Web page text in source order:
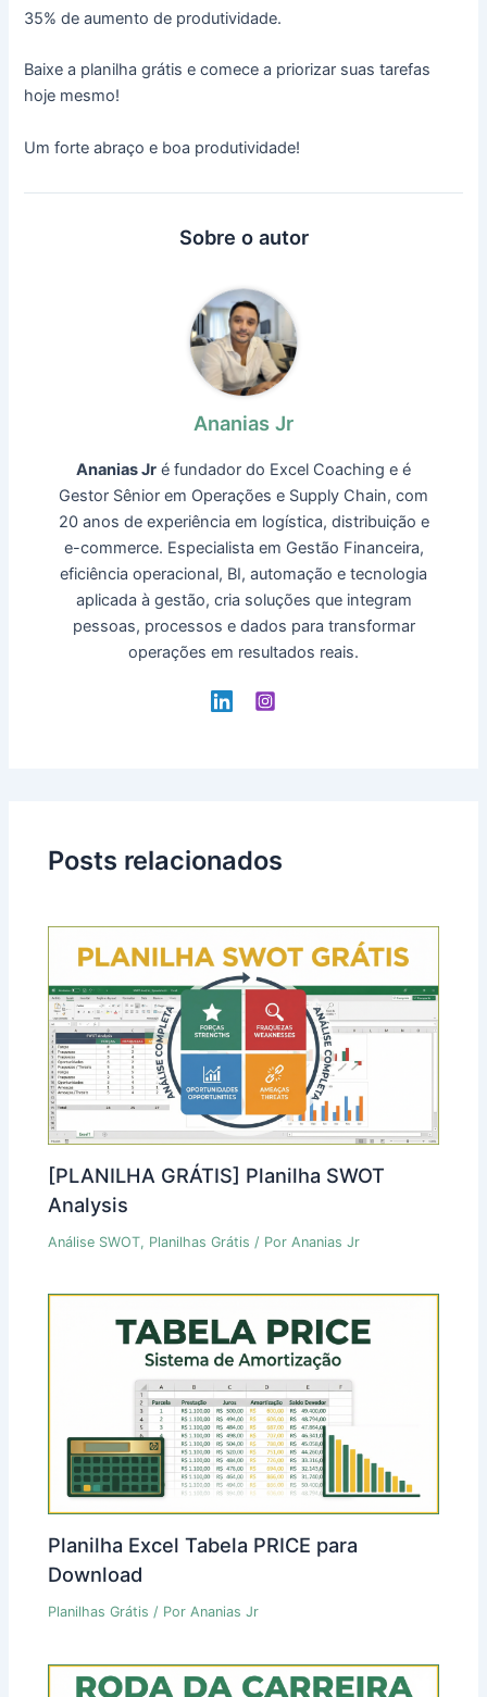
35% de aumento de produtividade.
Baixe a planilha grátis e comece a priorizar suas tarefas
hoje mesmo!
Um forte abraço e boa produtividade!
Sobre o autor
Ananias Jr
Ananias Jr é fundador do Excel Coaching e é
Gestor Sênior em Operações e Supply Chain, com
20 anos de experiência em logística, distribuição e
e-commerce. Especialista em Gestão Financeira,
eficiência operacional, BI, automação e tecnologia
aplicada à gestão, cria soluções que integram
pessoas, processos e dados para transformar
operações em resultados reais.
Posts relacionados
[PLANILHA GRÁTIS] Planilha SWOT
Analysis
Análise SWOT, Planilhas Grátis / PorAnanias Jr
Planilha Excel Tabela PRICE para
Download
Planilhas Grátis / PorAnanias Jr